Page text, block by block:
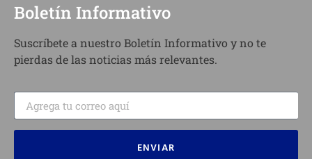
Boletín Informativo
Suscríbete a nuestro Boletín Informativo y no te
pierdas de las noticias más relevantes.
ENVIAR